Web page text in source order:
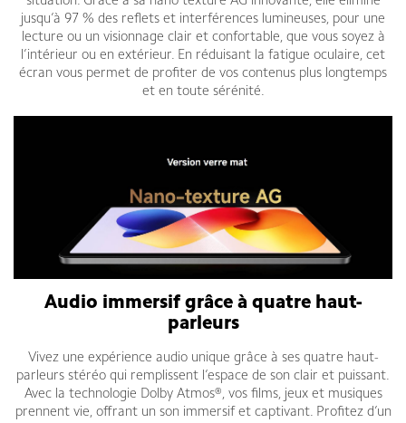
jusqu’à 97 % des reflets et interférences lumineuses, pour une
lecture ou un visionnage clair et confortable, que vous soyez à
l’intérieur ou en extérieur. En réduisant la fatigue oculaire, cet
écran vous permet de profiter de vos contenus plus longtemps
et en toute sérénité.
Audio immersif grâce à quatre haut-
parleurs
Vivez une expérience audio unique grâce à ses quatre haut-
parleurs stéréo qui remplissent l’espace de son clair et puissant.
Avec la technologie Dolby Atmos®, vos films, jeux et musiques
prennent vie, offrant un son immersif et captivant. Profitez d’un